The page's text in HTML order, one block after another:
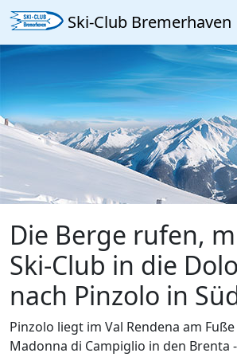
Ski-Club Bremerhaven
Die Berge rufen,
Ski-Club in die
nach Pinzolo in
Pinzolo liegt im Val Rendena am
Madonna di Campiglio in den Brenta